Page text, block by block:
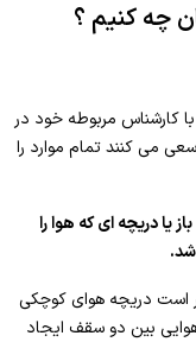
چه کنیم ؟
کارشناس مربوطه خود در
می کنند تمام موارد را
دریچه ای که هوا را
است دریچه هوای کوچکی
هوایی بین دو سقف ایجاد